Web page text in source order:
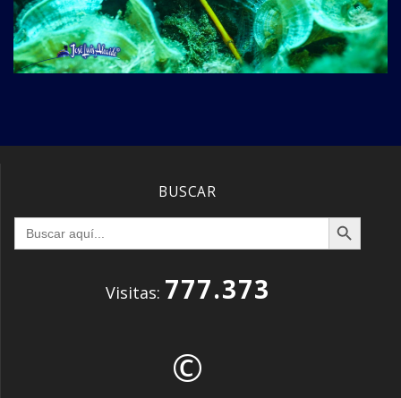
BUSCAR
Buscar: Botón de búsqueda
Visitas: 777.373
©